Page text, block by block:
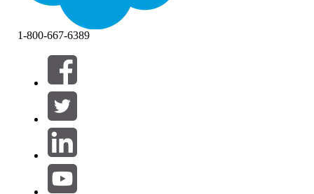
필터 (0)
필터 선택
제품 영역
1-800-667-6389